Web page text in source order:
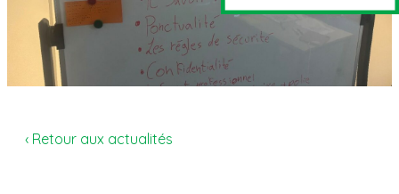
‹ Retour aux actualités